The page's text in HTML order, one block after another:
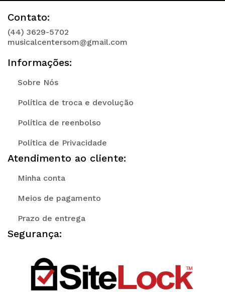
Contato:
(44) 3629-5702
musicalcentersom@gmail.com
Informações:
Sobre Nós
Política de troca e devolução
Política de reenbolso
Política de Privacidade
Atendimento ao cliente:
Minha conta
Meios de pagamento
Prazo de entrega
Segurança: